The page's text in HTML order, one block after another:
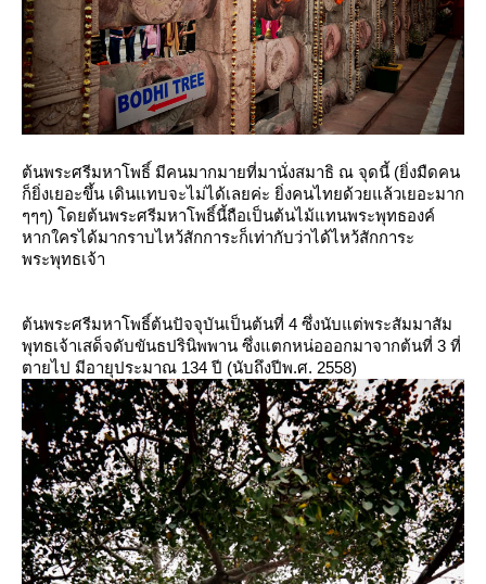
ต้นพระศรีมหาโพธิ์ มีคนมากมายที่มานั่งสมาธิ ณ จุดนี้ (ยิ่งมืดคน
ก็ยิ่งเยอะขึ้น เดินแทบจะไม่ได้เลยค่ะ ยิ่งคนไทยด้วยแล้วเยอะมาก
ๆๆๆ) โดยต้นพระศรีมหาโพธิ์นี้ถือเป็นต้นไม้แทนพระพุทธองค์
หากใครได้มากราบไหว้สักการะก็เท่ากับว่าได้ไหว้สักการะ
พระพุทธเจ้า
ต้นพระศรีมหาโพธิ์ต้นปัจจุบันเป็นต้นที่ 4 ซึ่งนับแต่พระสัมมาสัม
พุทธเจ้าเสด็จดับขันธปรินิพพาน ซึ่งแตกหน่อออกมาจากต้นที่ 3 ที่
ตายไป มีอายุประมาณ 134 ปี (นับถึงปีพ.ศ. 2558)